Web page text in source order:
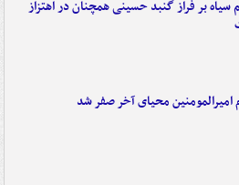
سیاه بر فراز گنبد حسینی همچنان در اهتزاز
محیای آخر صفر شد